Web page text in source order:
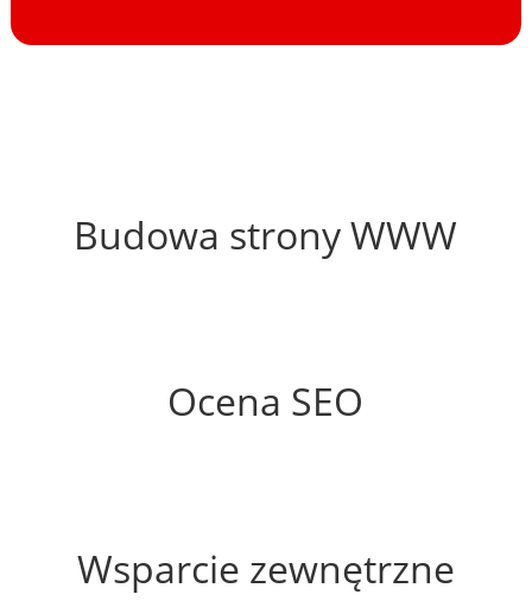
Budowa strony WWW
Ocena SEO
Wsparcie zewnętrzne